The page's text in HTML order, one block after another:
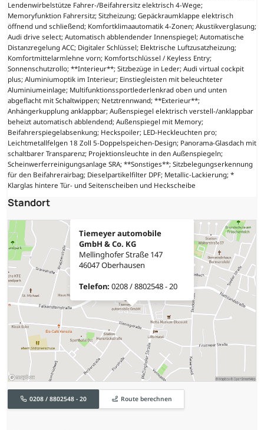
Lendenwirbelstütze Fahrer-/Beifahrersitz elektrisch 4-Wege;
Memoryfunktion Fahrersitz; Sitzheizung; Gepäckraumklappe elektrisch
öffnend und schließend; Komfortklimaautomatik 4-Zonen; Akustikverglasung;
Audi drive select; Automatisch abblendender Innenspiegel; Automatische
Distanzregelung ACC; Digitaler Schlüssel; Elektrische Luftzusatzheizung;
Komfortmittelarmlehne vorn; Komfortschlüssel / Keyless Entry;
Sonnenschutzrollo; **Interieur**; Sitzbezüge in Leder; Audi virtual cockpit
plus; Aluminiumoptik im Interieur; Einstiegleisten mit beleuchteter
Aluminiumeinlage; Multifunktionssportlederlenkrad oben und unten
abgeflacht mit Schaltwippen; Netztrennwand; **Exterieur**;
Anhängerkupplung anklappbar; Außenspiegel elektrisch verstell-/anklappbar
beheizt automatisch abblendend; Außenspiegel mit Memory;
Beifahrerspiegelabsenkung; Heckspoiler; LED-Heckleuchten pro;
Leichtmetallfelgen 18 Zoll 5-Doppelspeichen-Design; Panorama-Glasdach mit
schaltbarer Transparenz; Projektionsleuchte in den Außenspiegeln;
Scheinwerferreinigungsanlage SRA; **Sonstiges**; Sitzbelegungserkennung
für den Beifahrerairbag; Dieselpartikelfilter DPF; Metallic-Lackierung; *
Klarglas hintere Tür- und Seitenscheiben und Heckscheibe
Standort
Tiemeyer automobile
GmbH & Co. KG
Mellinghofer Straße 147
46047 Oberhausen
Telefon: 0208 / 8802548 - 20
0208 / 8802548 - 20 Route berechnen